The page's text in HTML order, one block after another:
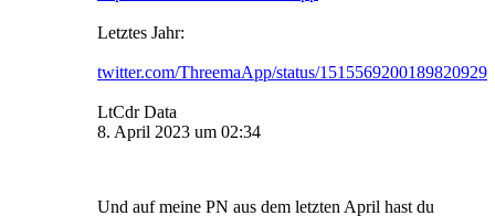
Letztes Jahr:
twitter.com/ThreemaApp/status/1515569200189820929
LtCdr Data
8. April 2023 um 02:34
Und auf meine PN aus dem letzten April hast du